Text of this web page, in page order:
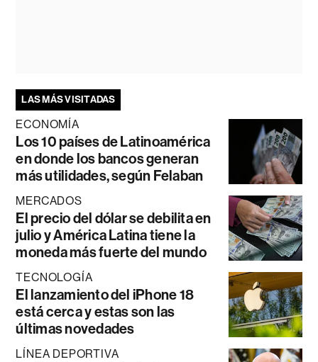
LAS MÁS VISITADAS
ECONOMÍA
Los 10 países de Latinoamérica
en donde los bancos generan
más utilidades, según Felaban
MERCADOS
El precio del dólar se debilita en
julio y América Latina tiene la
moneda más fuerte del mundo
TECNOLOGÍA
El lanzamiento del iPhone 18
está cerca y estas son las
últimas novedades
LÍNEA DEPORTIVA